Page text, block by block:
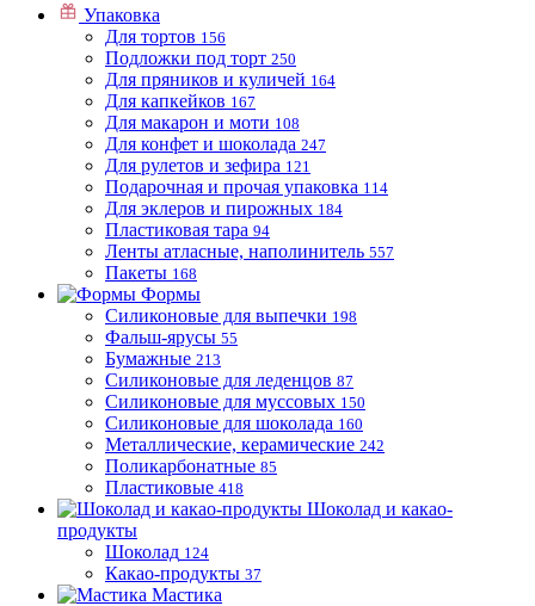
Упаковка
Для тортов 156
Подложки под торт 250
Для пряников и куличей 164
Для капкейков 167
Для макарон и моти 108
Для конфет и шоколада 247
Для рулетов и зефира 121
Подарочная и прочая упаковка 114
Для эклеров и пирожных 184
Пластиковая тара 94
Ленты атласные, наполинитель 557
Пакеты 168
Формы
Силиконовые для выпечки 198
Фальш-ярусы 55
Бумажные 213
Силиконовые для леденцов 87
Силиконовые для муссовых 150
Силиконовые для шоколада 160
Металлические, керамические 242
Поликарбонатные 85
Пластиковые 418
Шоколад и какао-
продукты
Шоколад 124
Какао-продукты 37
Мастика